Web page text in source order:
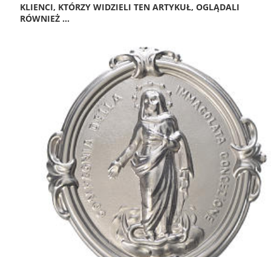
KLIENCI, KTÓRZY WIDZIELI TEN ARTYKUŁ, OGLĄDALI
RÓWNIEŻ ...